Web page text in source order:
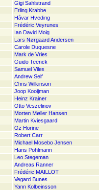
Gigi Sahlstrand
Erling Krabbe
Håvar Hveding
Frédéric Veyrunes
Ian David Moig
Lars Nørgaard Andersen
Carole Duquesne
Mark de Vries
Guido Teenck
Samuel Viles
Andrew Self
Chris Wilkinson
Joop Kooijman
Heinz Krainer
Otto Veszelinov
Morten Møller Hansen
Martin Kviesgaard
Oz Horine
Robert Carr
Michael Mosebo Jensen
Hans Pohlmann
Leo Stegeman
Andreas Ranner
Frédéric MAILLOT
Vegard Bunes
Yann Kolbeinsson